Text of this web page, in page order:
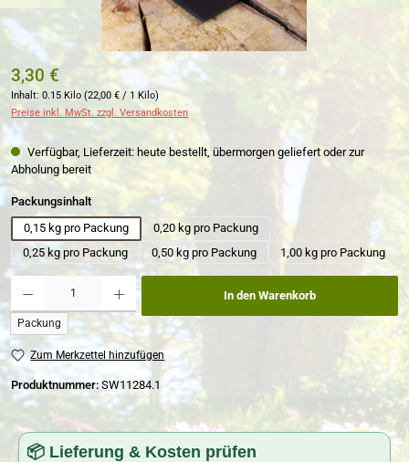
3,30 €
Inhalt: 0.15 Kilo (22,00 € / 1 Kilo)
Preise inkl. MwSt. zzgl. Versandkosten
Verfügbar, Lieferzeit: heute bestellt, übermorgen geliefert oder zur
Abholung bereit
Packungsinhaltauswählen
0,15 kg pro Packung
0,20 kg pro Packung
0,25 kg pro Packung
0,50 kg pro Packung 1,00 kg pro Packung
Produkt Anzahl: Gib den gewünschten Wert ein oder benutze die Schaltflächen um die Anzahl zu
Packung
In den Warenkorb
Zum Merkzettel hinzufügen
Produktnummer: SW11284.1
📦 Lieferung & Kosten prüfen